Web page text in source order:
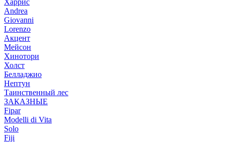
Харрис
Andrea
Giovanni
Lorenzo
Акцент
Мейсон
Хинотори
Холст
Белладжио
Нептун
Таинственный лес
ЗАКАЗНЫЕ
Fipar
Modelli di Vita
Solo
Fiji